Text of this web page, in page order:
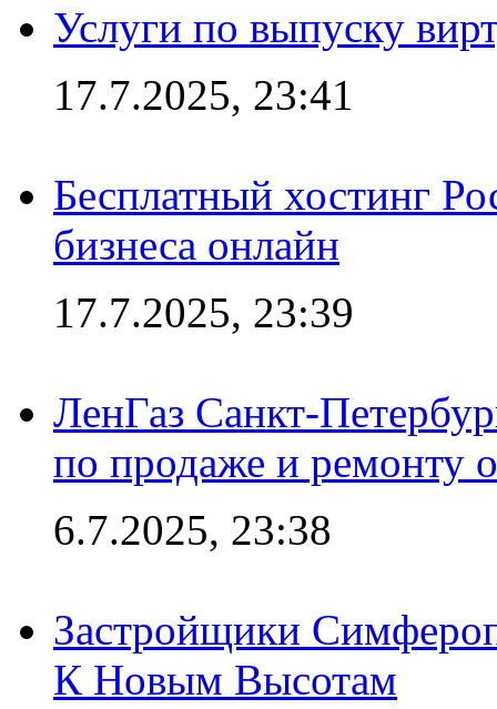
Услуги по выпуску
17.7.2025, 23:41
Бесплатный хостинг
бизнеса онлайн
17.7.2025, 23:39
ЛенГаз Санкт-
по продаже и ремонту
6.7.2025, 23:38
Застройщики
К Новым Высотам